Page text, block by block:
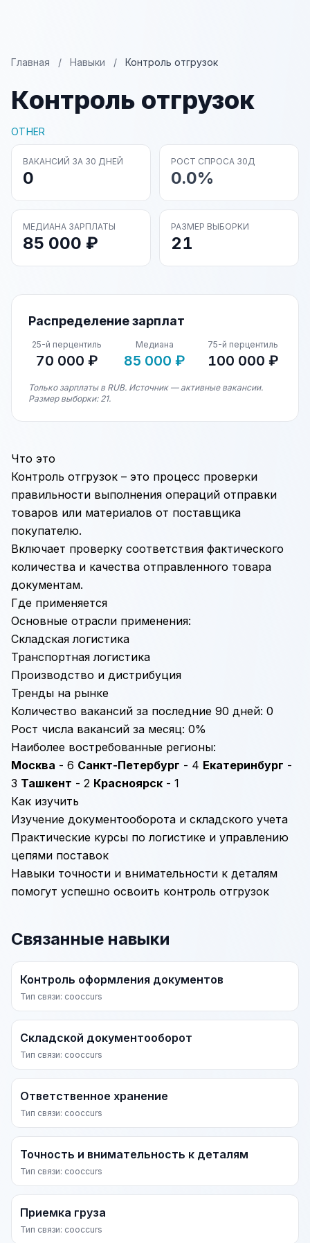
Главная / Навыки / Контроль отгрузок
Контроль отгрузок
OTHER
ВАКАНСИЙ ЗА 30 ДНЕЙ
0
РОСТ СПРОСА 30Д
0.0%
МЕДИАНА ЗАРПЛАТЫ
85 000 ₽
РАЗМЕР ВЫБОРКИ
21
Распределение зарплат
25-й перцентиль
70 000 ₽
Медиана
85 000 ₽
75-й перцентиль
100 000 ₽
Только зарплаты в RUB. Источник — активные вакансии.
Размер выборки: 21.
Что это
Контроль отгрузок – это процесс проверки
правильности выполнения операций отправки
товаров или материалов от поставщика
покупателю.
Включает проверку соответствия фактического
количества и качества отправленного товара
документам.
Где применяется
Основные отрасли применения:
Складская логистика
Транспортная логистика
Производство и дистрибуция
Тренды на рынке
Количество вакансий за последние 90 дней: 0
Рост числа вакансий за месяц: 0%
Наиболее востребованные регионы:
Москва - 6 Санкт-Петербург - 4 Екатеринбург -
3 Ташкент - 2 Красноярск - 1
Как изучить
Изучение документооборота и складского учета
Практические курсы по логистике и управлению
цепями поставок
Навыки точности и внимательности к деталям
помогут успешно освоить контроль отгрузок
Связанные навыки
Контроль оформления документов
Тип связи: cooccurs
Складской документооборот
Тип связи: cooccurs
Ответственное хранение
Тип связи: cooccurs
Точность и внимательность к деталям
Тип связи: cooccurs
Приемка груза
Тип связи: cooccurs